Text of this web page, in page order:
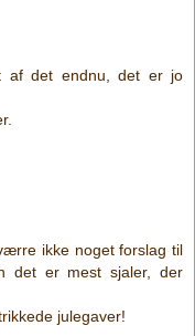
af det endnu, det er jo
ikke noget forslag til
det er mest sjaler, der
julegaver!